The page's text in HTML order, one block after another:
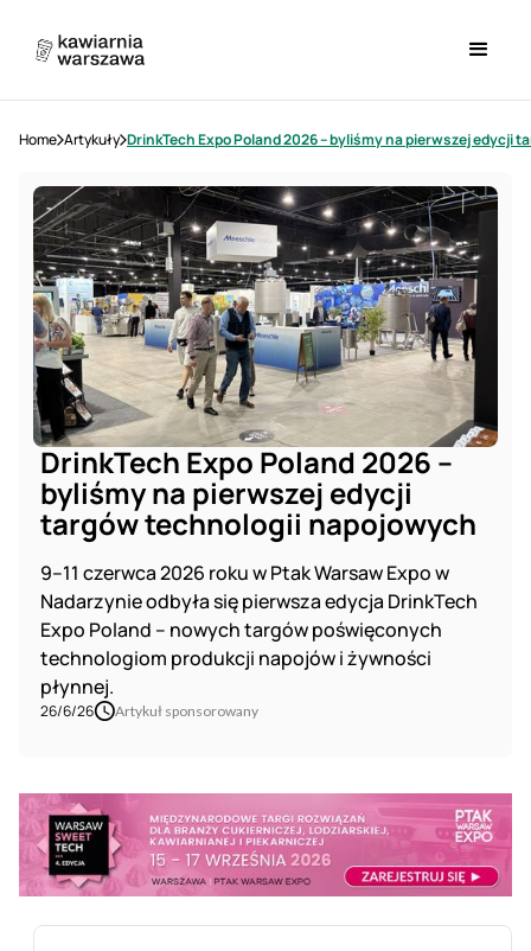
Home Artykuły
DrinkTech Expo Poland 2026 –
byliśmy na pierwszej edycji
targów technologii napojowych
9–11 czerwca 2026 roku w Ptak Warsaw Expo w
Nadarzynie odbyła się pierwsza edycja DrinkTech
Expo Poland – nowych targów poświęconych
technologiom produkcji napojów i żywności
płynnej.
26/6/26 Artykuł sponsorowany